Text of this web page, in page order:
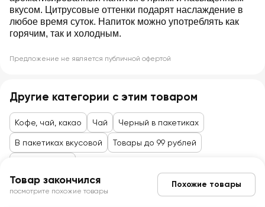
вкусом. Цитрусовые оттенки подарят наслаждение в
любое время суток. Напиток можно употреблять как
горячим, так и холодным.
Предложение не является публичной офертой
Другие категории с этим товаром
Кофе, чай, какао Чай Черный в пакетиках
В пакетиках вкусовой Товары до 99 рублей
Товар закончился
посмотрите похожие товары
Похожие товары